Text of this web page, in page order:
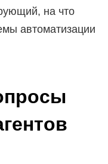
на что
автоматизации